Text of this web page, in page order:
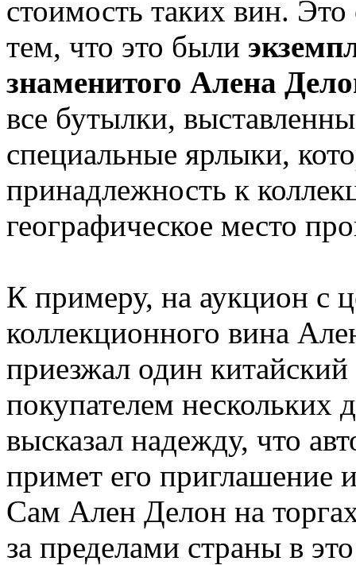
стоимость таких вин.
тем, что это были
знаменитого Алена
все бутылки,
специальные ярлыки,
принадлежность к
географическое место
К примеру, на аукцион с
коллекционного вина
приезжал один
покупателем нескольких
высказал надежду, что
примет его приглашение
Сам Ален Делон на
за пределами страны в